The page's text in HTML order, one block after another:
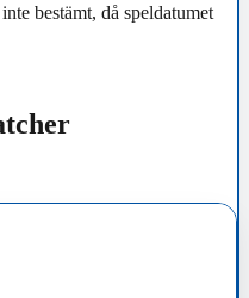
bestämt, då speldatumet